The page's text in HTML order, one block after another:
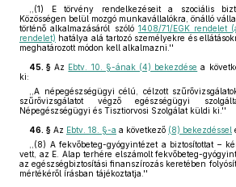
,,(1) E törvény rendelkezéseit a szociális
Közösségen belül mozgó munkavállalókra, önálló
történő alkalmazásáról szóló 1408/71/EGK rendelet
rendelet) hatálya alá tartozó személyekre és
meghatározott módon kell alkalmazni.''
45. § Az Ebtv. 10. §-ának (4) bekezdése a
ki:
,,A népegészségügyi célú, célzott
szűrővizsgálatot végző egészségügyi
Népegészségügyi és Tisztiorvosi Szolgálat küldi ki.''
46. § Az Ebtv. 18. §-a a következő (8) bekezdéssel
,,(8) A fekvőbeteg-gyógyintézet a biztosítottat –
vett, az E. Alap terhére elszámolt fekvőbeteg-
az egészségbiztosítási finanszírozás keretében
mértékéről írásban tájékoztatja.''